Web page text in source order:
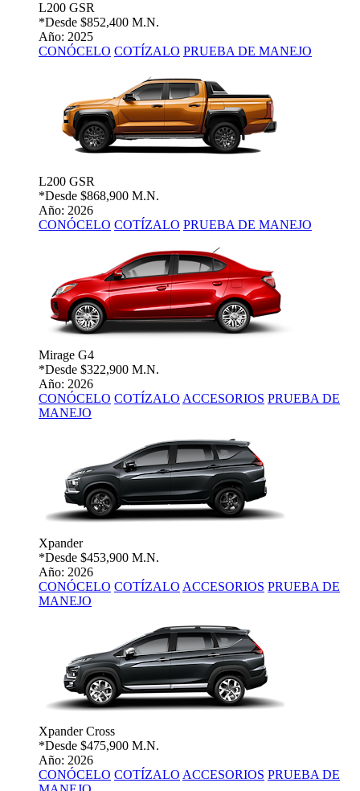
L200 GSR
*Desde $852,400 M.N.
Año: 2025
CONÓCELO COTÍZALO PRUEBA DE MANEJO
L200 GSR
*Desde $868,900 M.N.
Año: 2026
CONÓCELO COTÍZALO PRUEBA DE MANEJO
Mirage G4
*Desde $322,900 M.N.
Año: 2026
CONÓCELO COTÍZALO ACCESORIOS PRUEBA DE
MANEJO
Xpander
*Desde $453,900 M.N.
Año: 2026
CONÓCELO COTÍZALO ACCESORIOS PRUEBA DE
MANEJO
Xpander Cross
*Desde $475,900 M.N.
Año: 2026
CONÓCELO COTÍZALO ACCESORIOS PRUEBA DE